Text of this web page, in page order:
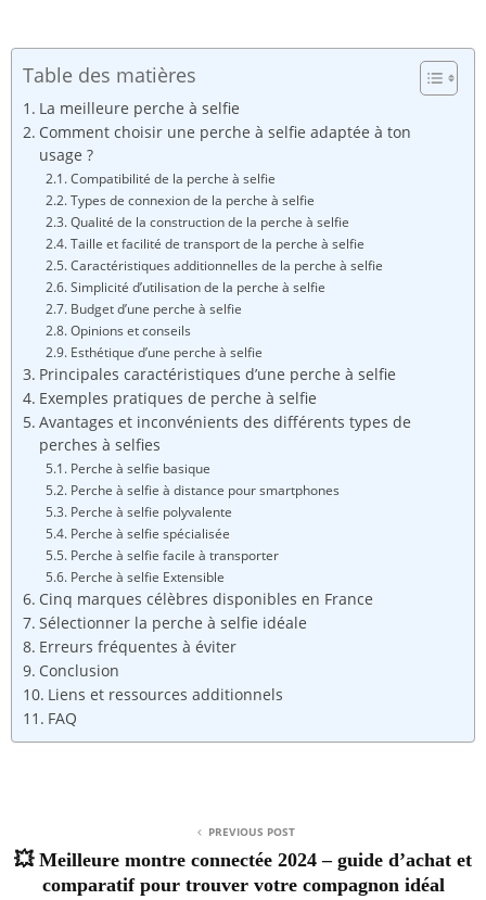
Table des matières
La meilleure perche à selfie
Comment choisir une perche à selfie adaptée à ton
usage ?
Compatibilité de la perche à selfie
Types de connexion de la perche à selfie
Qualité de la construction de la perche à selfie
Taille et facilité de transport de la perche à selfie
Caractéristiques additionnelles de la perche à selfie
Simplicité d’utilisation de la perche à selfie
Budget d’une perche à selfie
Opinions et conseils
Esthétique d’une perche à selfie
Principales caractéristiques d’une perche à selfie
Exemples pratiques de perche à selfie
Avantages et inconvénients des différents types de
perches à selfies
Perche à selfie basique
Perche à selfie à distance pour smartphones
Perche à selfie polyvalente
Perche à selfie spécialisée
Perche à selfie facile à transporter
Perche à selfie Extensible
Cinq marques célèbres disponibles en France
Sélectionner la perche à selfie idéale
Erreurs fréquentes à éviter
Conclusion
Liens et ressources additionnels
FAQ
PREVIOUS POST
💥 Meilleure montre connectée 2024 – guide d’achat et
comparatif pour trouver votre compagnon idéal